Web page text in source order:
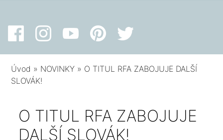
Úvod » NOVINKY » O TITUL RFA ZABOJUJE DALŠÍ
SLOVÁK!
O TITUL RFA ZABOJUJE
DALŠÍ SLOVÁK!